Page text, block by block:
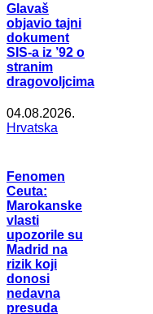
Glavaš
objavio tajni
dokument
SIS-a iz ’92 o
stranim
dragovoljcima
04.08.2026.
Hrvatska
Fenomen
Ceuta:
Marokanske
vlasti
upozorile su
Madrid na
rizik koji
donosi
nedavna
presuda